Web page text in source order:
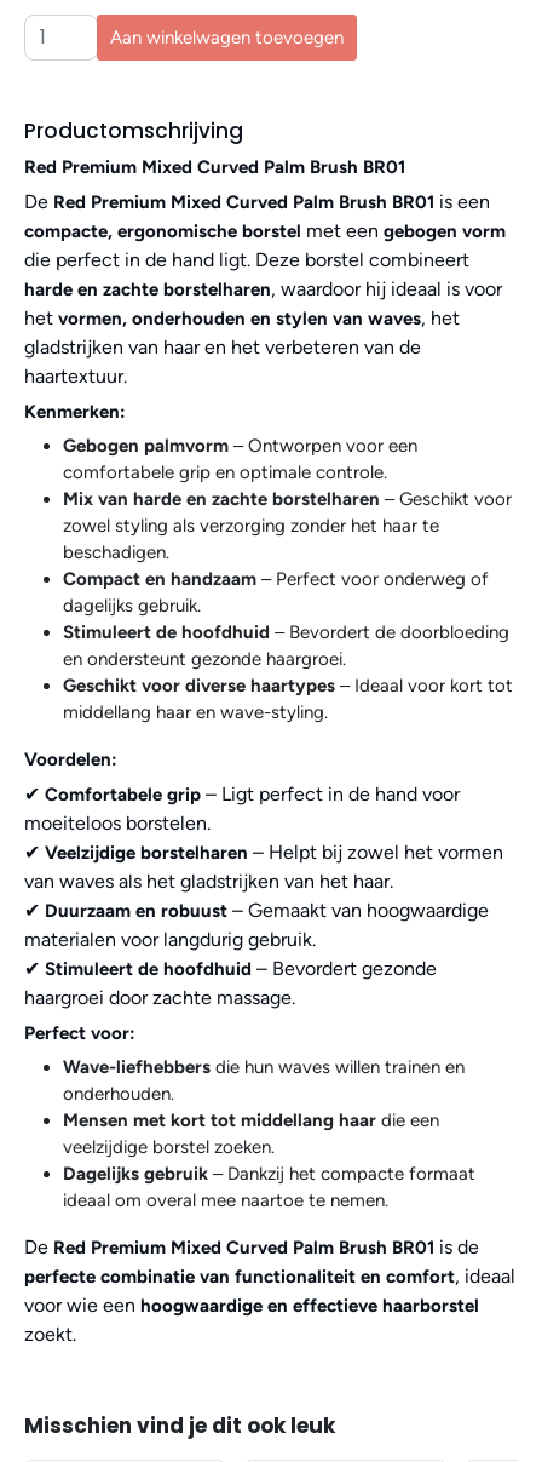
Aan winkelwagen toevoegen
Productomschrijving
Red Premium Mixed Curved Palm Brush BR01
De Red Premium Mixed Curved Palm Brush BR01 is een
compacte, ergonomische borstel met een gebogen vorm
die perfect in de hand ligt. Deze borstel combineert
harde en zachte borstelharen, waardoor hij ideaal is voor
het vormen, onderhouden en stylen van waves, het
gladstrijken van haar en het verbeteren van de
haartextuur.
Kenmerken:
Gebogen palmvorm – Ontworpen voor een
comfortabele grip en optimale controle.
Mix van harde en zachte borstelharen – Geschikt voor
zowel styling als verzorging zonder het haar te
beschadigen.
Compact en handzaam – Perfect voor onderweg of
dagelijks gebruik.
Stimuleert de hoofdhuid – Bevordert de doorbloeding
en ondersteunt gezonde haargroei.
Geschikt voor diverse haartypes – Ideaal voor kort tot
middellang haar en wave-styling.
Voordelen:
✔ Comfortabele grip – Ligt perfect in de hand voor
moeiteloos borstelen.
✔ Veelzijdige borstelharen – Helpt bij zowel het vormen
van waves als het gladstrijken van het haar.
✔ Duurzaam en robuust – Gemaakt van hoogwaardige
materialen voor langdurig gebruik.
✔ Stimuleert de hoofdhuid – Bevordert gezonde
haargroei door zachte massage.
Perfect voor:
Wave-liefhebbers die hun waves willen trainen en
onderhouden.
Mensen met kort tot middellang haar die een
veelzijdige borstel zoeken.
Dagelijks gebruik – Dankzij het compacte formaat
ideaal om overal mee naartoe te nemen.
De Red Premium Mixed Curved Palm Brush BR01 is de
perfecte combinatie van functionaliteit en comfort, ideaal
voor wie een hoogwaardige en effectieve haarborstel
zoekt.
Misschien vind je dit ook leuk